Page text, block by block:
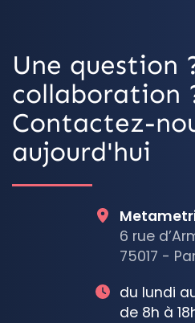
Une question
collaboration
Contactez-
aujourd'hui
6 rue
75017 -
du lundi
de 8h à